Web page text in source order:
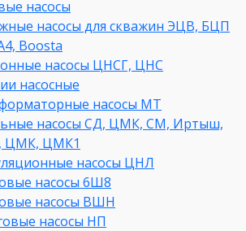
насосы
насосы для скважин ЭЦВ, БЦП
Boosta
насосы ЦНСГ, ЦНС
насосные
насосы МТ
насосы СД, ЦМК, СМ, Иртыш,
ЦМК, ЦМК1
насосы ЦНЛ
насосы 6Ш8
насосы ВШН
насосы НП